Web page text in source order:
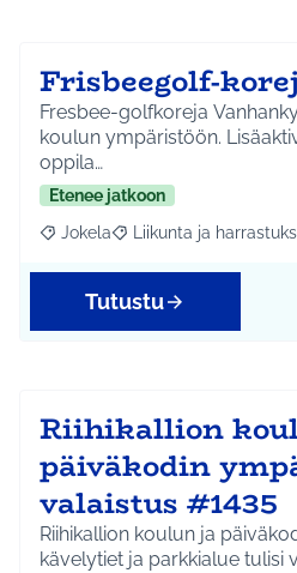
Frisbeegolf-
Fresbee-golfkoreja
koulun ympäristöön.
oppila…
Etenee jatkoon
Rajaa tulokset aihepiirin mukaan:
Jokela Rajaa tulokset teeman
Liikunta ja
Tutustu
Riihikallion
päiväkodin
valaistus #1435
Riihikallion koulun ja
kävelytiet ja parkkialue tulisi